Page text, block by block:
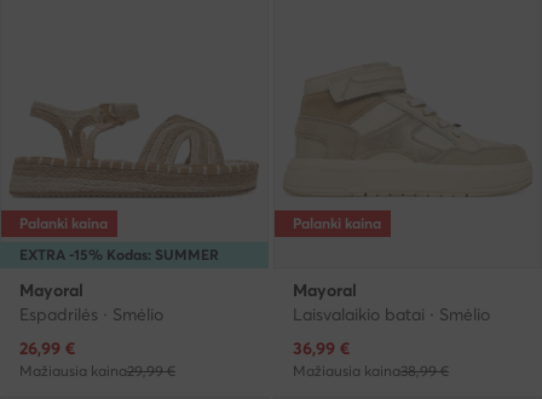
EXTRA -15% Kodas: SUMMER
Palanki kaina
Mayoral
Espadrilės · Smėlio
Dabartinė kaina
26,99 €
Mažiausia kaina29,99 €
Palanki kaina
Mayoral
Laisvalaikio batai · Smėlio
Dabartinė kaina
36,99 €
Mažiausia kaina38,99 €